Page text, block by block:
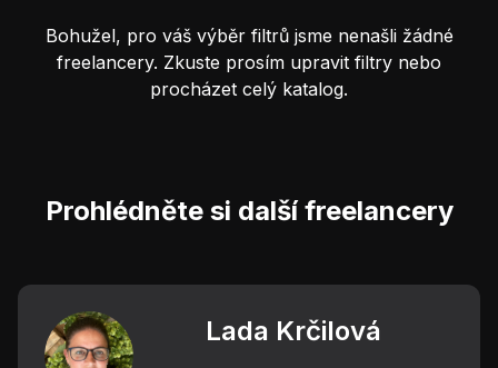
Bohužel, pro váš výběr filtrů jsme nenašli žádné
freelancery. Zkuste prosím upravit filtry nebo
procházet celý katalog.
Prohlédněte si další freelancery
Lada Krčilová